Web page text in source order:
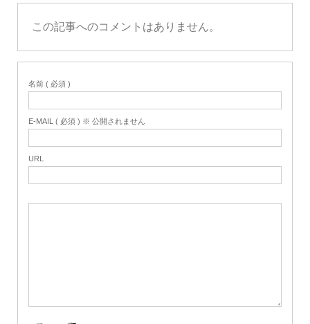
この記事へのコメントはありません。
名前 ( 必須 )
E-MAIL ( 必須 ) ※ 公開されません
URL